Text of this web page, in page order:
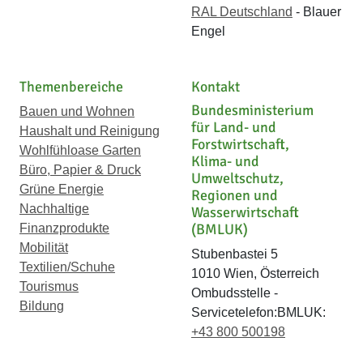
RAL Deutschland - Blauer
Engel
Themenbereiche
Bauen und Wohnen
Haushalt und Reinigung
Wohlfühloase Garten
Büro, Papier & Druck
Grüne Energie
Nachhaltige
Finanzprodukte
Mobilität
Textilien/Schuhe
Tourismus
Bildung
Kontakt
Bundesministerium
für Land- und
Forstwirtschaft,
Klima- und
Umweltschutz,
Regionen und
Wasserwirtschaft
(BMLUK)
Stubenbastei 5
1010 Wien, Österreich
Ombudsstelle -
Servicetelefon:BMLUK:
+43 800 500198